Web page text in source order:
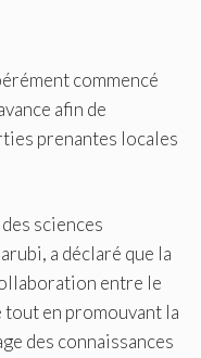
commencé
afin de
prenantes locales
sciences
a déclaré que la
entre le
en promouvant la
des connaissances